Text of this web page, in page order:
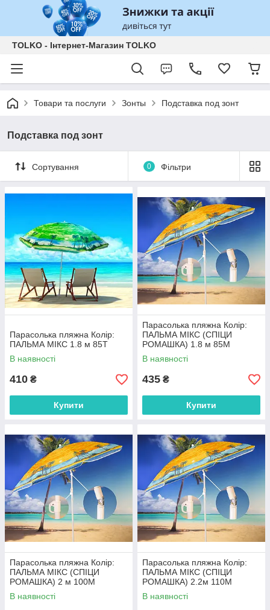
TOLKO - Інтернет-Магазин TOLKO
Товари та послуги Зонты Подставка под зонт
Подставка под зонт
Сортування 0 Фільтри
Парасолька пляжна Колір:
ПАЛЬМА МІКС 1.8 м 85T
В наявності
410 ₴
Купити
Парасолька пляжна Колір:
ПАЛЬМА МІКС (СПІЦИ
РОМАШКА) 1.8 м 85M
В наявності
435 ₴
Купити
Парасолька пляжна Колір:
ПАЛЬМА МІКС (СПІЦИ
РОМАШКА) 2 м 100M
В наявності
Парасолька пляжна Колір:
ПАЛЬМА МІКС (СПІЦИ
РОМАШКА) 2.2м 110M
В наявності